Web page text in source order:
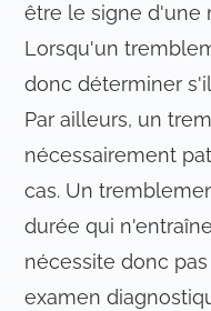
e
n
m
e
être le signe d'une
Lorsqu'un
donc déterminer
Par ailleurs, un
nécessairement
cas. Un
durée qui
nécessite donc
examen